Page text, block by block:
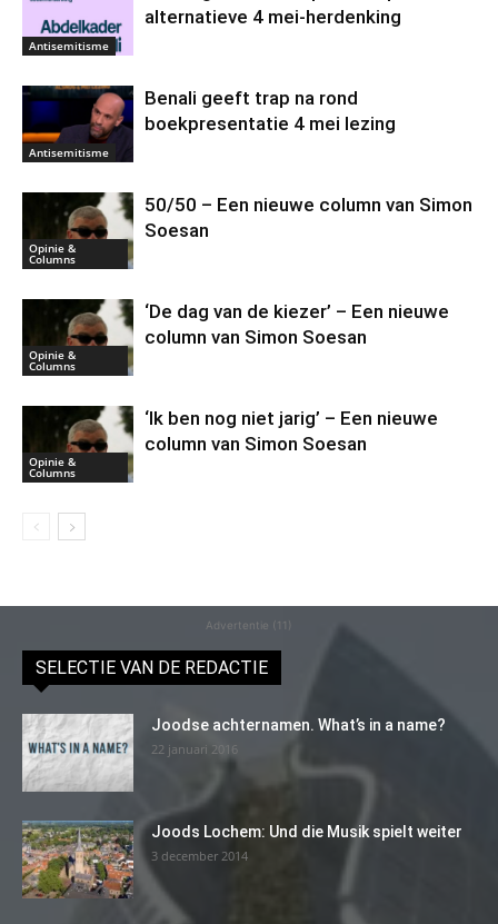
Antisemitisme
alternatieve 4 mei-herdenking
Antisemitisme
Benali geeft trap na rond
boekpresentatie 4 mei lezing
Opinie &
Columns
50/50 – Een nieuwe column van Simon
Soesan
Opinie &
Columns
‘De dag van de kiezer’ – Een nieuwe
column van Simon Soesan
Opinie &
Columns
‘Ik ben nog niet jarig’ – Een nieuwe
column van Simon Soesan
Advertentie (11)
SELECTIE VAN DE REDACTIE
Joodse achternamen. What’s in a name?
22 januari 2016
Joods Lochem: Und die Musik spielt weiter
3 december 2014